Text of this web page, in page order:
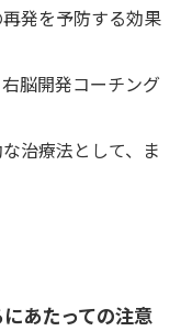
発を予防する効果
脳開発コーチング
治療法として、ま
あたっての注意